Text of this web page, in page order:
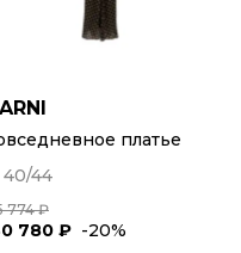
платье
40/44
774 ₽
780 ₽ -20%